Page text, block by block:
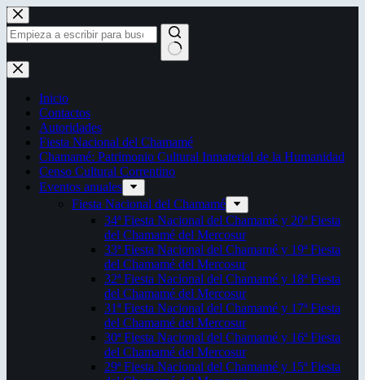
Saltar
al
contenido
Sin
resultados
Inicio
Contactos
Autoridades
Fiesta Nacional del Chamamé
Chamamé: Patrimonio Cultural Inmaterial de la Humanidad
Censo Cultural Correntino
Eventos anuales
Fiesta Nacional del Chamamé
34ª Fiesta Nacional del Chamamé y 20ª Fiesta
del Chamamé del Mercosur
33ª Fiesta Nacional del Chamamé y 19ª Fiesta
del Chamamé del Mercosur
32ª Fiesta Nacional del Chamamé y 18ª Fiesta
del Chamamé del Mercosur
31ª Fiesta Nacional del Chamamé y 17ª Fiesta
del Chamamé del Mercosur
30ª Fiesta Nacional del Chamamé y 16ª Fiesta
del Chamamé del Mercosur
29ª Fiesta Nacional del Chamamé y 15ª Fiesta